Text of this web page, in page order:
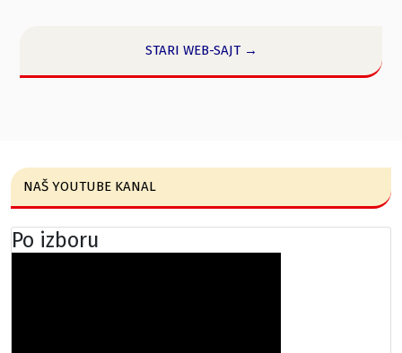
STARI WEB-SAJT →
NAŠ YOUTUBE KANAL
Po izboru